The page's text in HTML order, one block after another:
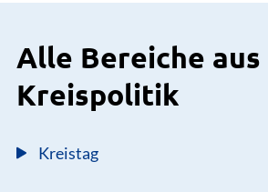
Alle Bereiche aus
Kreispolitik
Kreistag